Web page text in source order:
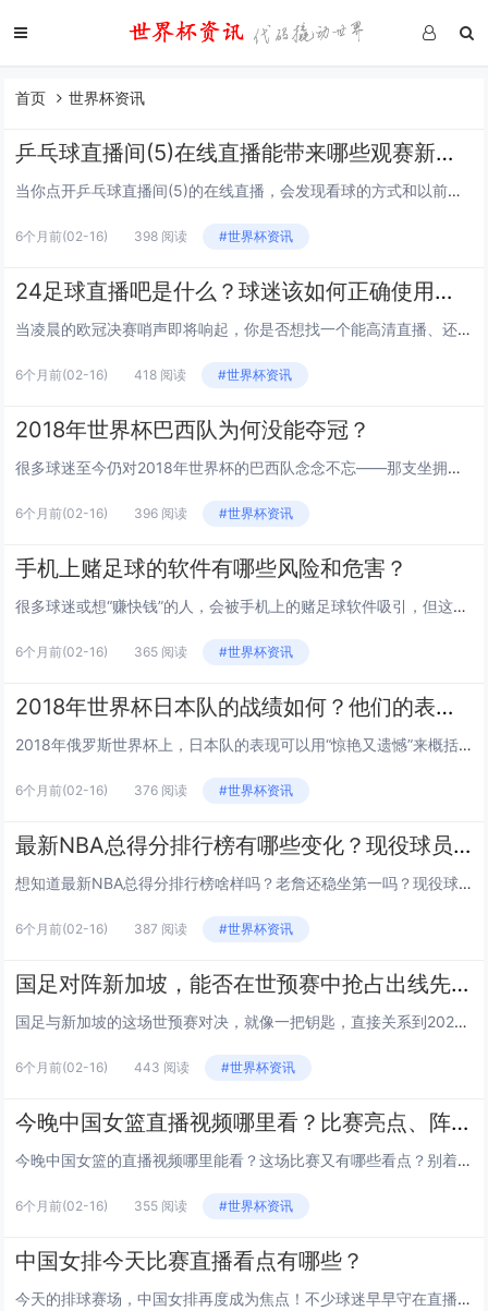
首页 世界杯资讯
乒乓球直播间(5)在线直播能带来哪些观赛新体验？
当你点开乒乓球直播间(5)的在线直播，会发现看球的方式和以前大不一样了，这种直播到底给球迷带来了哪些新的观赛体验呢？我们可以从几个方面来聊聊。 实时互动：让观赛变成“集体唠球局” 以前看乒乓球比赛,要么守在电视前默默看，要么自己刷视频截...
6个月前(02-16) 398 阅读 #世界杯资讯
24足球直播吧是什么？球迷该如何正确使用这类平台？
当凌晨的欧冠决赛哨声即将响起，你是否想找一个能高清直播、还能和全球球迷实时讨论的平台？“24足球直播吧”这类平台应运而生，却也伴随版权争议、安全风险等疑问，本文将从平台定位、合规使用两方面，帮你理清思路。 24足球直播吧的核心定位与服...
6个月前(02-16) 418 阅读 #世界杯资讯
2018年世界杯巴西队为何没能夺冠？
很多球迷至今仍对2018年世界杯的巴西队念念不忘——那支坐拥内马尔、库蒂尼奥等球星的“桑巴军团”，为何最终倒在了四分之一决赛？我们从几个维度拆解这场“遗憾”。 「阵容豪华≠没有短板」：后防老化+锋线哑火 巴西队的大名单看似星光熠熠：...
6个月前(02-16) 396 阅读 #世界杯资讯
手机上赌足球的软件有哪些风险和危害？
很多球迷或想“赚快钱”的人，会被手机上的赌足球软件吸引，但这类软件背后藏着不少风险和危害,今天我们就来详细拆解。 法律风险：参与赌博本身就违法 除合法体育彩票（如中国竞彩）外，任何非官方的足球赌博都属于违法活动，这些手机赌球软件几乎都无...
6个月前(02-16) 365 阅读 #世界杯资讯
2018年世界杯日本队的战绩如何？他们的表现有哪些亮点与遗憾？
2018年俄罗斯世界杯上，日本队的表现可以用“惊艳又遗憾”来概括，他们不仅在小组赛阶段从“死亡之组”突围，淘汰赛还险些掀翻世界强队比利时，整体战绩和过程都给球迷留下了深刻印象，下面我们从战绩细节、亮点与遗憾三个角度,聊聊这支亚洲劲旅的世界杯...
6个月前(02-16) 376 阅读 #世界杯资讯
最新NBA总得分排行榜有哪些变化？现役球员谁的排名最亮眼？
想知道最新NBA总得分排行榜啥样吗？老詹还稳坐第一吗？现役球员里又有谁杀进了历史前列？今天咱们就来聊聊这份榜单的新变化和那些亮眼的名字~ 总榜格局：老传奇“钉子户”，新面孔加速涌入？ 勒布朗·詹姆斯现在以40599分（截至2024年...
6个月前(02-16) 387 阅读 #世界杯资讯
国足对阵新加坡，能否在世预赛中抢占出线先机？
国足与新加坡的这场世预赛对决，就像一把钥匙，直接关系到2026年世界杯亚洲区36强赛的出线走向，在竞争激烈的小组中，这场比赛的结果会成为影响出线局势的关键变量——国足能否借此战抢占先机？我们从多个维度拆解这场对决的核心逻辑。 比赛背景与世...
6个月前(02-16) 443 阅读 #世界杯资讯
今晚中国女篮直播视频哪里看？比赛亮点、阵容及观赛指南全解析
今晚中国女篮的直播视频哪里能看？这场比赛又有哪些看点？别着急，这篇文章会从直播渠道、赛事背景、阵容分析到观赛亮点，给大家一一梳理，让你既能快速找到直播入口，又能提前了解比赛的精彩之处~ 今晚中国女篮直播视频的观看渠道有哪些？ 想看中国女...
6个月前(02-16) 355 阅读 #世界杯资讯
中国女排今天比赛直播看点有哪些？
今天的排球赛场，中国女排再度成为焦点！不少球迷早早守在直播前，想见证姑娘们的拼搏，这场比赛到底有哪些值得回味的瞬间？我们一起来聊聊~ 比赛对阵与直播渠道 今天中国女排的对手是意大利女排（注：可根据实际赛事调整），比赛在晚上7点正式打响，...